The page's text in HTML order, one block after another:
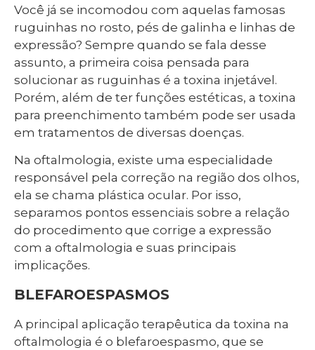
Você já se incomodou com aquelas famosas
ruguinhas no rosto, pés de galinha e linhas de
expressão? Sempre quando se fala desse
assunto, a primeira coisa pensada para
solucionar as ruguinhas é a toxina injetável.
Porém, além de ter funções estéticas, a toxina
para preenchimento também pode ser usada
em tratamentos de diversas doenças.
Na oftalmologia, existe uma especialidade
responsável pela correção na região dos olhos,
ela se chama plástica ocular. Por isso,
separamos pontos essenciais sobre a relação
do procedimento que corrige a expressão
com a oftalmologia e suas principais
implicações.
BLEFAROESPASMOS
A principal aplicação terapêutica da toxina na
oftalmologia é o blefaroespasmo, que se